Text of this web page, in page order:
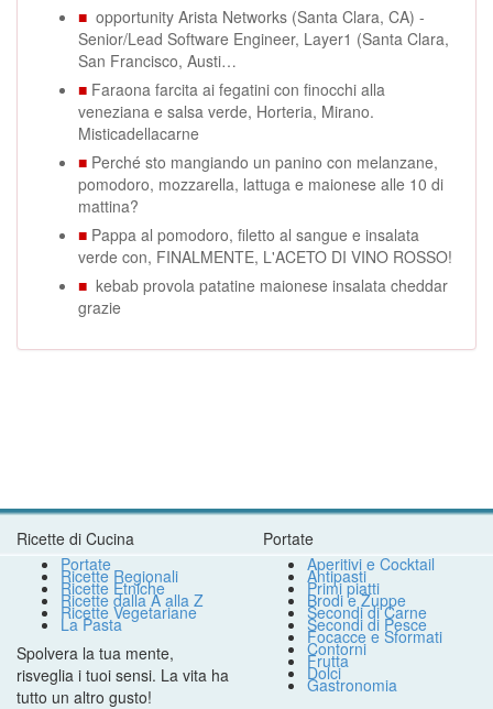
■ opportunity Arista Networks (Santa Clara, CA) -
Senior/Lead Software Engineer, Layer1 (Santa Clara,
San Francisco, Austi…
■ Faraona farcita ai fegatini con finocchi alla
veneziana e salsa verde, Horteria, Mirano.
Misticadellacarne
■ Perché sto mangiando un panino con melanzane,
pomodoro, mozzarella, lattuga e maionese alle 10 di
mattina?
■ Pappa al pomodoro, filetto al sangue e insalata
verde con, FINALMENTE, L'ACETO DI VINO ROSSO!
■ kebab provola patatine maionese insalata cheddar
grazie
Ricette di Cucina
Portate
Ricette Regionali
Ricette Etniche
Ricette dalla A alla Z
Ricette Vegetariane
La Pasta
Spolvera la tua mente,
risveglia i tuoi sensi. La vita ha
tutto un altro gusto!
Portate
Aperitivi e Cocktail
Antipasti
Primi piatti
Brodi e Zuppe
Secondi di Carne
Secondi di Pesce
Focacce e Sformati
Contorni
Frutta
Dolci
Gastronomia